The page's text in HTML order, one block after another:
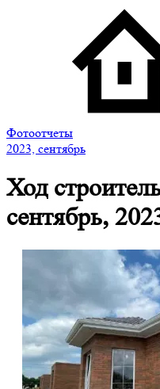
Фотоотчеты
2023, сентябрь
Ход
сентябрь,